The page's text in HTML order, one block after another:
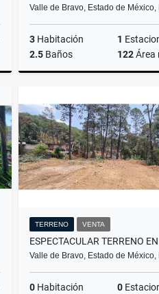
Valle de Bravo, Estado de México,
3 Habitación 1
2.5 Baños 122Área
$7,680,000
TERRENO VENTA
Valle de Bravo, Estado de México,
0 Habitación 0